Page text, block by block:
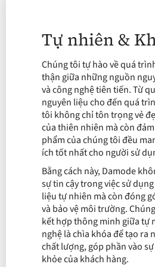
Tự nhiên &
Chúng tôi tự hào về quá
thận giữa những nguồn
và công nghệ tiên tiến. Từ
nguyên liệu cho đến quá
tôi không chỉ tôn trọng vẻ
của thiên nhiên mà còn
phẩm của chúng tôi đều
ích tốt nhất cho người sử
Bằng cách này, Damode
sự tin cậy trong việc sử
liệu tự nhiên mà còn đóng
và bảo vệ môi trường.
kết hợp thông minh giữa tự
nghệ là chìa khóa để tạo ra
chất lượng, góp phần vào
khỏe của khách hàng.